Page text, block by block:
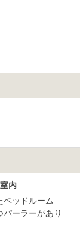
内
ベッドルーム
パーラーがあり